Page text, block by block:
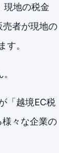
現地の税金
者が現地の
。
「越境EC税
々な企業の